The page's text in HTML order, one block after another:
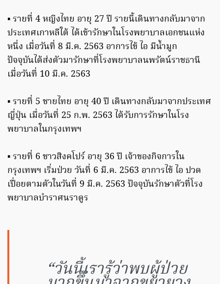
▪️ รายที่ 4 หญิงไทย อายุ 27 ปี รายนี้เดินทางกลับมาจาก
ประเทศเกาหลีใต้ ได้เข้ารักษาในโรงพยาบาลเอกชนแห่ง
หนึ่ง เมื่อวันที่ 8 มี.ค. 2563 อาการไข้ ไอ มีน้ำมูก
ปัจจุบันได้ส่งตัวมารักษาที่โรงพยาบาลนพรัตน์ราชธานี
เมื่อวันที่ 10 มี.ค. 2563
▪️ รายที่ 5 ชายไทย อายุ 40 ปี เดินทางกลับมาจากประเทศ
ญี่ปุ่น เมื่อวันที่ 25 ก.พ. 2563 ได้รับการรักษาในโรง
พยาบาลในกรุงเทพฯ
▪️ รายที่ 6 ชาวสิงคโปร์ อายุ 36 ปี เจ้าของกิจการใน
กรุงเทพฯ เริ่มป่วย วันที่ 6 มี.ค. 2563 อาการไข้ ไอ ปวด
เปื่อยตามตัวในวันที่ 9 มี.ค. 2563 ปัจจุบันรักษาตัวที่โรง
พยาบาลบำราศนราดูร
“วันนี้เรารู้ว่าพบผู้ป่วย